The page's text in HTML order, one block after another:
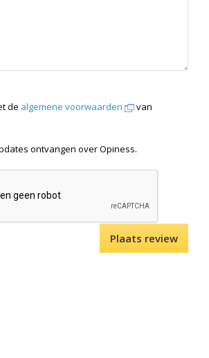
de algemene voorwaarden
van
ontvangen over Opiness.